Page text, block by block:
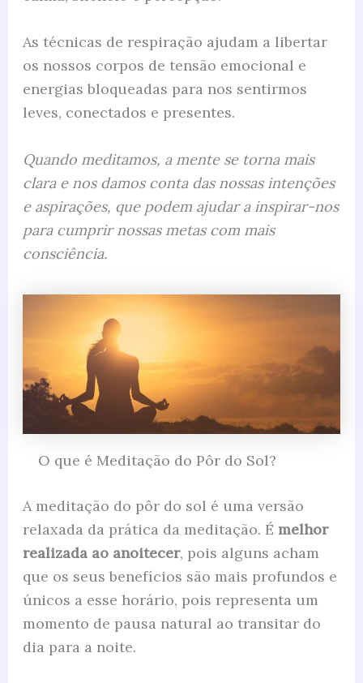
As técnicas de respiração ajudam a libertar
os nossos corpos de tensão emocional e
energias bloqueadas para nos sentirmos
leves, conectados e presentes.
Quando meditamos, a mente se torna mais
clara e nos damos conta das nossas intenções
e aspirações, que podem ajudar a inspirar-nos
para cumprir nossas metas com mais
consciência.
O que é Meditação do Pôr do Sol?
A meditação do pôr do sol é uma versão
relaxada da prática da meditação. É melhor
realizada ao anoitecer, pois alguns acham
que os seus benefícios são mais profundos e
únicos a esse horário, pois representa um
momento de pausa natural ao transitar do
dia para a noite.